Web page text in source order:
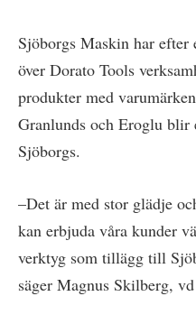
Sjöborgs Maskin har efter
över Dorato Tools
produkter med
Granlunds och Eroglu
Sjöborgs.
–Det är med stor glädje
kan erbjuda våra kunder
verktyg som tillägg till
säger Magnus Skilberg,